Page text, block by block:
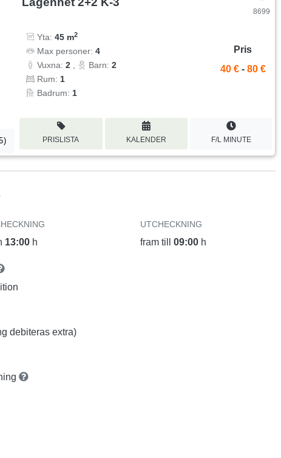
8699
Yta:45 m2
Max personer:4
Vuxna:2 Barn:2
Rum: 1
Badrum: 1
Pris
40 € - 80 €
PRISLISTA KALENDER F/L MINUTE
13:00 h
UTCHECKNING
fram till 09:00h
debiteras extra)